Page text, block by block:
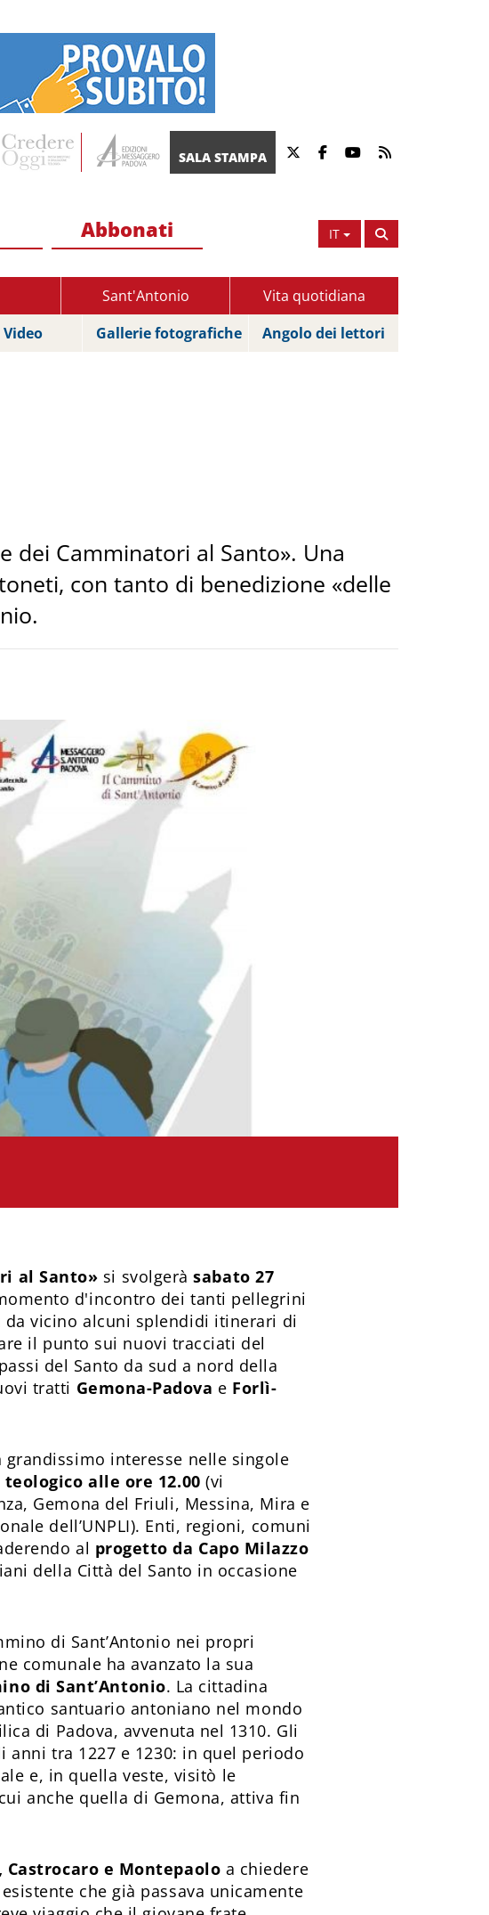
SALA STAMPA
IT
Abbonati
Sant'Antonio
Vita quotidiana
Video Gallerie fotografiche Angolo dei lettori
dei Camminatori al Santo». Una
con tanto di benedizione «delle
al Santo» si svolgeràsabato 27
d'incontro dei tanti pellegrini
da vicino alcuni splendidi itinerari di
il punto sui nuovi tracciati del
del Santo da sud a nord della
tratti Gemona-Padova e Forlì-
interesse nelle singole
alle ore 12.00 (vi
Gemona del Friuli, Messina, Mira e
dell’UNPLI). Enti, regioni, comuni
al progetto da Capo Milazzo
della Città del Santo in occasione
di Sant’Antonio nei propri
comunale ha avanzato la sua
di Sant’Antonio. La cittadina
santuario antoniano nel mondo
di Padova, avvenuta nel 1310. Gli
tra 1227 e 1230: in quel periodo
e, in quella veste, visitò le
anche quella di Gemona, attiva fin
Castrocaro e Montepaolo a chiedere
che già passava unicamente